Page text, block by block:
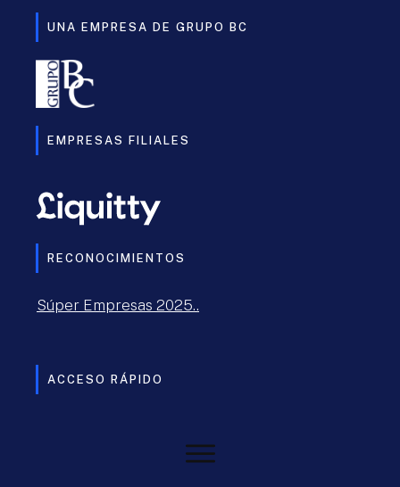
UNA EMPRESA DE GRUPO BC
EMPRESAS FILIALES
RECONOCIMIENTOS
Súper Empresas 2025..
ACCESO RÁPIDO